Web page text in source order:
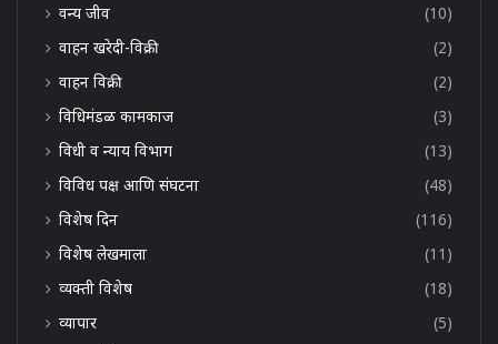
वन्य जीव
(10)
वाहन खरेदी-विक्री
(2)
वाहन विक्री
(2)
विधिमंडळ कामकाज
(3)
विधी व न्याय विभाग
(13)
विविध पक्ष आणि संघटना
(48)
विशेष दिन
(116)
विशेष लेखमाला
(11)
व्यक्ती विशेष
(18)
व्यापार
(5)